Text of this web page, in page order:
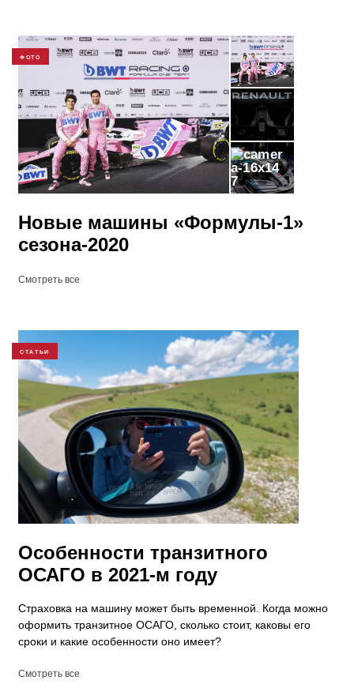
ФОТО
7
Новые машины «Формулы-1»
сезона-2020
Смотреть все
СТАТЬИ
Особенности транзитного
ОСАГО в 2021-м году
Страховка на машину может быть временной. Когда можно
оформить транзитное ОСАГО, сколько стоит, каковы его
сроки и какие особенности оно имеет?
Смотреть все